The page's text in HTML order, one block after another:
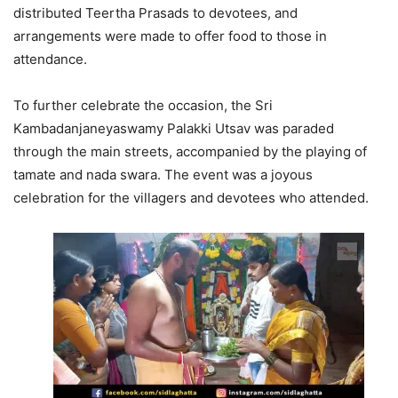
distributed Teertha Prasads to devotees, and
arrangements were made to offer food to those in
attendance.
To further celebrate the occasion, the Sri
Kambadanjaneyaswamy Palakki Utsav was paraded
through the main streets, accompanied by the playing of
tamate and nada swara. The event was a joyous
celebration for the villagers and devotees who attended.